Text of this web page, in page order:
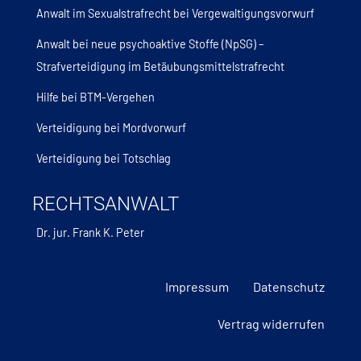
Anwalt im Sexualstrafrecht bei Vergewaltigungsvorwurf
Anwalt bei neue psychoaktive Stoffe (NpSG) –
Strafverteidigung im Betäubungsmittelstrafrecht
Hilfe bei BTM-Vergehen
Verteidigung bei Mordvorwurf
Verteidigung bei Totschlag
RECHTSANWALT
Dr. jur. Frank K. Peter
Impressum Datenschutz
Vertrag widerrufen